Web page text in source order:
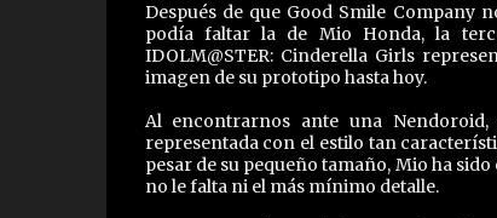
Después de que Good Smile Company
podía faltar la de Mio Honda, la
IDOLM@STER: Cinderella Girls
imagen de su prototipo hasta hoy.
Al encontrarnos ante una
representada con el estilo tan
pesar de su pequeño tamaño, Mio ha
no le falta ni el más mínimo detalle.